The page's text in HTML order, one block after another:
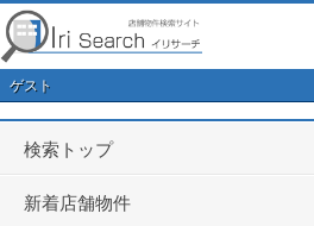
ゲスト
検索トップ
新着店舗物件